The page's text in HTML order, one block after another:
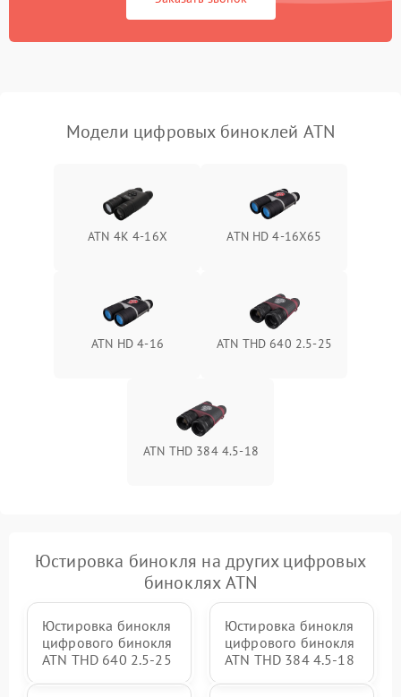
Модели цифровых биноклей ATN
ATN 4K 4-16X ATN HD 4-16X65
ATN HD 4-16 ATN THD 640 2.5-25
ATN THD 384 4.5-18
Юстировка бинокля на других цифровых
биноклях ATN
Юстировка бинокля
цифрового бинокля
ATN THD 640 2.5-25
Юстировка бинокля
цифрового бинокля
ATN THD 384 4.5-18